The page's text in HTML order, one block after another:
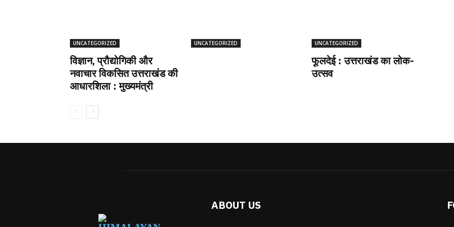
UNCATEGORIZED
विज्ञान, प्रौद्योगिकी और
नवाचार विकसित उत्तराखंड की
आधारशिला : मुख्यमंत्री
UNCATEGORIZED UNCATEGORIZED
फूलदेई : उत्तराखंड का लोक-
उत्सव
ABOUT US